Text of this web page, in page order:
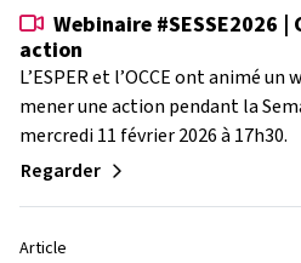
Webinaire #SESSE2026
action
L’ESPER et l’OCCE ont animé
mener une action pendant la
mercredi 11 février 2026 à 17h30.
Regarder
Article